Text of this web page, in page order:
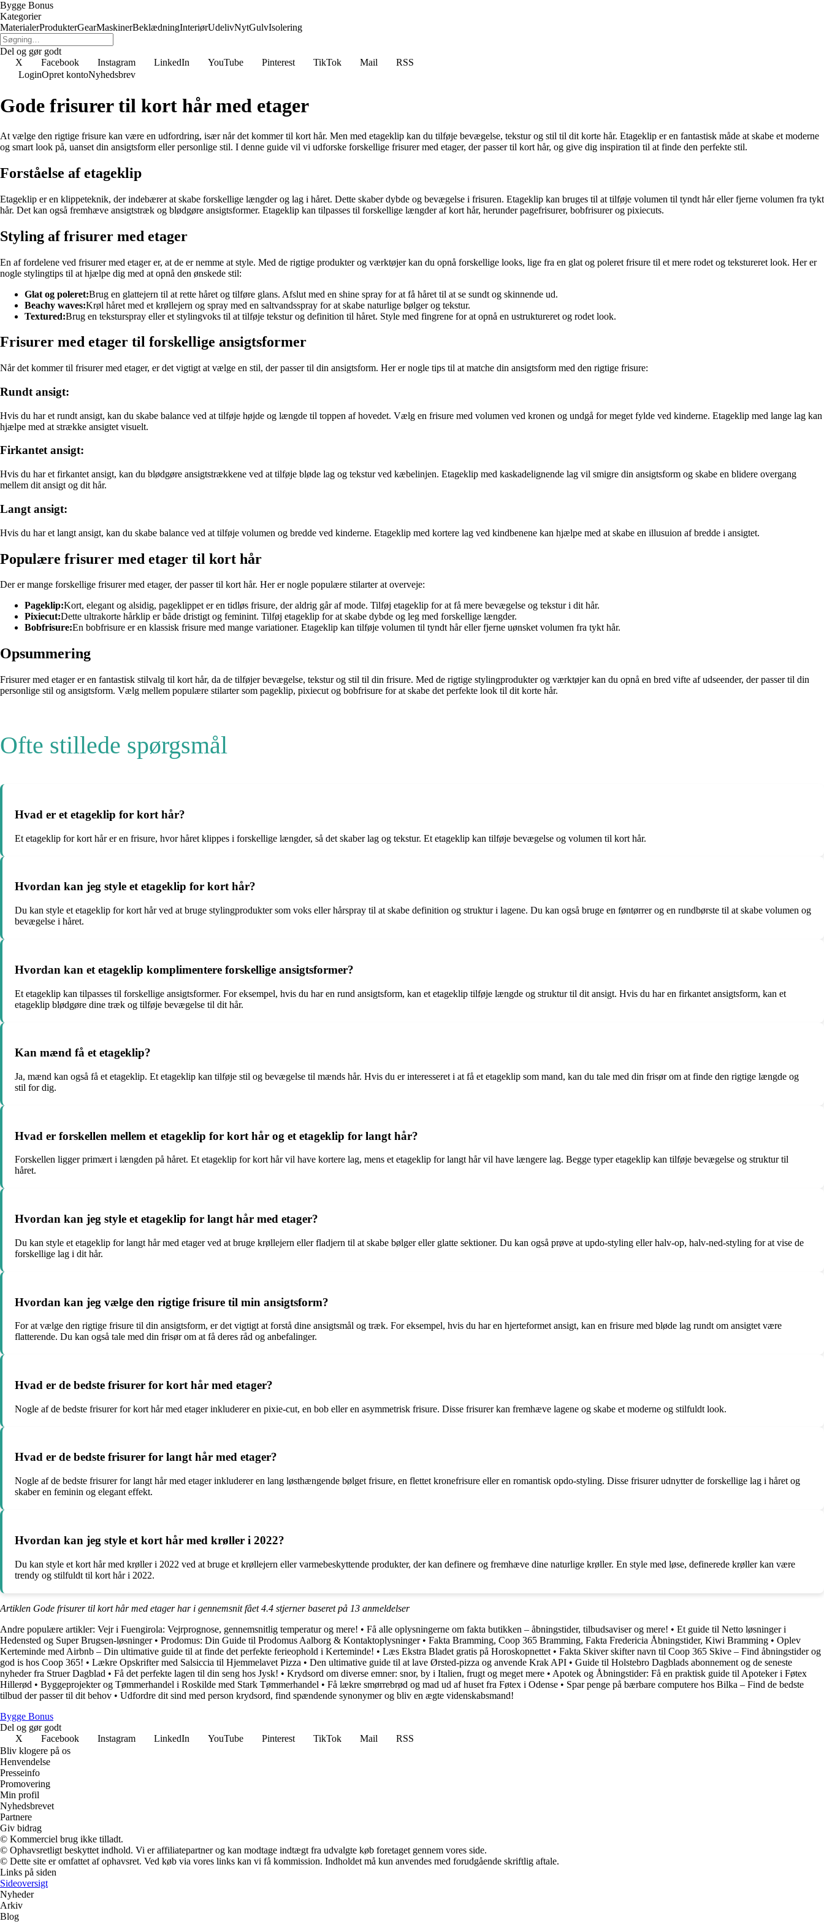
Bygge Bonus
Kategorier
MaterialerProdukterGearMaskinerBeklædningInteriørUdelivNytGulvIsolering
Del og gør godt
X
Facebook Instagram LinkedIn YouTube Pinterest TikTok Mail
RSS
LoginOpret kontoNyhedsbrev
Gode frisurer til kort hår med etager
At vælge den rigtige frisure kan være en udfordring, især når det kommer til kort hår. Men med etageklip kan du tilføje bevægelse, tekstur og stil til dit korte hår. Etageklip er en fantastisk måde at skabe et moderne
og smart look på, uanset din ansigtsform eller personlige stil. I denne guide vil vi udforske forskellige frisurer med etager, der passer til kort hår, og give dig inspiration til at finde den perfekte stil.
Forståelse af etageklip
Etageklip er en klippeteknik, der indebærer at skabe forskellige længder og lag i håret. Dette skaber dybde og bevægelse i frisuren. Etageklip kan bruges til at tilføje volumen til tyndt hår eller fjerne volumen fra tykt
hår. Det kan også fremhæve ansigtstræk og blødgøre ansigtsformer. Etageklip kan tilpasses til forskellige længder af kort hår, herunder pagefrisurer, bobfrisurer og pixiecuts.
Styling af frisurer med etager
En af fordelene ved frisurer med etager er, at de er nemme at style. Med de rigtige produkter og værktøjer kan du opnå forskellige looks, lige fra en glat og poleret frisure til et mere rodet og tekstureret look. Her er
nogle stylingtips til at hjælpe dig med at opnå den ønskede stil:
Glat og poleret:Brug en glattejern til at rette håret og tilføre glans. Afslut med en shine spray for at få håret til at se sundt og skinnende ud.
Beachy waves:Krøl håret med et krøllejern og spray med en saltvandsspray for at skabe naturlige bølger og tekstur.
Textured:Brug en teksturspray eller et stylingvoks til at tilføje tekstur og definition til håret. Style med fingrene for at opnå en ustruktureret og rodet look.
Frisurer med etager til forskellige ansigtsformer
Når det kommer til frisurer med etager, er det vigtigt at vælge en stil, der passer til din ansigtsform. Her er nogle tips til at matche din ansigtsform med den rigtige frisure:
Rundt ansigt:
Hvis du har et rundt ansigt, kan du skabe balance ved at tilføje højde og længde til toppen af hovedet. Vælg en frisure med volumen ved kronen og undgå for meget fylde ved kinderne. Etageklip med lange lag kan
hjælpe med at strække ansigtet visuelt.
Firkantet ansigt:
Hvis du har et firkantet ansigt, kan du blødgøre ansigtstrækkene ved at tilføje bløde lag og tekstur ved kæbelinjen. Etageklip med kaskadelignende lag vil smigre din ansigtsform og skabe en blidere overgang
mellem dit ansigt og dit hår.
Langt ansigt:
Hvis du har et langt ansigt, kan du skabe balance ved at tilføje volumen og bredde ved kinderne. Etageklip med kortere lag ved kindbenene kan hjælpe med at skabe en illusuion af bredde i ansigtet.
Populære frisurer med etager til kort hår
Der er mange forskellige frisurer med etager, der passer til kort hår. Her er nogle populære stilarter at overveje:
Pageklip:Kort, elegant og alsidig, pageklippet er en tidløs frisure, der aldrig går af mode. Tilføj etageklip for at få mere bevægelse og tekstur i dit hår.
Pixiecut:Dette ultrakorte hårklip er både dristigt og feminint. Tilføj etageklip for at skabe dybde og leg med forskellige længder.
Bobfrisure:En bobfrisure er en klassisk frisure med mange variationer. Etageklip kan tilføje volumen til tyndt hår eller fjerne uønsket volumen fra tykt hår.
Opsummering
Frisurer med etager er en fantastisk stilvalg til kort hår, da de tilføjer bevægelse, tekstur og stil til din frisure. Med de rigtige stylingprodukter og værktøjer kan du opnå en bred vifte af udseender, der passer til din
personlige stil og ansigtsform. Vælg mellem populære stilarter som pageklip, pixiecut og bobfrisure for at skabe det perfekte look til dit korte hår.
Ofte stillede spørgsmål
Hvad er et etageklip for kort hår?
Et etageklip for kort hår er en frisure, hvor håret klippes i forskellige længder, så det skaber lag og tekstur. Et etageklip kan tilføje bevægelse og volumen til kort hår.
Hvordan kan jeg style et etageklip for kort hår?
Du kan style et etageklip for kort hår ved at bruge stylingprodukter som voks eller hårspray til at skabe definition og struktur i lagene. Du kan også bruge en føntørrer og en rundbørste til at skabe volumen og
bevægelse i håret.
Hvordan kan et etageklip komplimentere forskellige ansigtsformer?
Et etageklip kan tilpasses til forskellige ansigtsformer. For eksempel, hvis du har en rund ansigtsform, kan et etageklip tilføje længde og struktur til dit ansigt. Hvis du har en firkantet ansigtsform, kan et
etageklip blødgøre dine træk og tilføje bevægelse til dit hår.
Kan mænd få et etageklip?
Ja, mænd kan også få et etageklip. Et etageklip kan tilføje stil og bevægelse til mænds hår. Hvis du er interesseret i at få et etageklip som mand, kan du tale med din frisør om at finde den rigtige længde og
stil for dig.
Hvad er forskellen mellem et etageklip for kort hår og et etageklip for langt hår?
Forskellen ligger primært i længden på håret. Et etageklip for kort hår vil have kortere lag, mens et etageklip for langt hår vil have længere lag. Begge typer etageklip kan tilføje bevægelse og struktur til
håret.
Hvordan kan jeg style et etageklip for langt hår med etager?
Du kan style et etageklip for langt hår med etager ved at bruge krøllejern eller fladjern til at skabe bølger eller glatte sektioner. Du kan også prøve at updo-styling eller halv-op, halv-ned-styling for at vise de
forskellige lag i dit hår.
Hvordan kan jeg vælge den rigtige frisure til min ansigtsform?
For at vælge den rigtige frisure til din ansigtsform, er det vigtigt at forstå dine ansigtsmål og træk. For eksempel, hvis du har en hjerteformet ansigt, kan en frisure med bløde lag rundt om ansigtet være
flatterende. Du kan også tale med din frisør om at få deres råd og anbefalinger.
Hvad er de bedste frisurer for kort hår med etager?
Nogle af de bedste frisurer for kort hår med etager inkluderer en pixie-cut, en bob eller en asymmetrisk frisure. Disse frisurer kan fremhæve lagene og skabe et moderne og stilfuldt look.
Hvad er de bedste frisurer for langt hår med etager?
Nogle af de bedste frisurer for langt hår med etager inkluderer en lang løsthængende bølget frisure, en flettet kronefrisure eller en romantisk opdo-styling. Disse frisurer udnytter de forskellige lag i håret og
skaber en feminin og elegant effekt.
Hvordan kan jeg style et kort hår med krøller i 2022?
Du kan style et kort hår med krøller i 2022 ved at bruge et krøllejern eller varmebeskyttende produkter, der kan definere og fremhæve dine naturlige krøller. En style med løse, definerede krøller kan være
trendy og stilfuldt til kort hår i 2022.
Artiklen Gode frisurer til kort hår med etager har i gennemsnit fået4.4 stjerner baseret på 13 anmeldelser
Andre populære artikler: Vejr i Fuengirola: Vejrprognose, gennemsnitlig temperatur og mere! • Få alle oplysningerne om fakta butikken – åbningstider, tilbudsaviser og mere! • Et guide til Netto løsninger i
Hedensted og Super Brugsen-løsninger• Prodomus: Din Guide til Prodomus Aalborg & Kontaktoplysninger• Fakta Bramming, Coop 365 Bramming, Fakta Fredericia Åbningstider, Kiwi Bramming • Oplev
Kerteminde med Airbnb – Din ultimative guide til at finde det perfekte ferieophold i Kerteminde! • Læs Ekstra Bladet gratis på Horoskopnettet • Fakta Skiver skifter navn til Coop 365 Skive – Find åbningstider og
god is hos Coop 365! • Lækre Opskrifter med Salsiccia til Hjemmelavet Pizza • Den ultimative guide til at lave Ørsted-pizza og anvende Krak API • Guide til Holstebro Dagblads abonnement og de seneste
nyheder fra Struer Dagblad • Få det perfekte lagen til din seng hos Jysk! • Krydsord om diverse emner: snor, by i Italien, frugt og meget mere • Apotek og Åbningstider: Få en praktisk guide til Apoteker i Føtex
Hillerød • Byggeprojekter og Tømmerhandel i Roskilde med Stark Tømmerhandel • Få lækre smørrebrød og mad ud af huset fra Føtex i Odense • Spar penge på bærbare computere hos Bilka – Find de bedste
tilbud der passer til dit behov • Udfordre dit sind med person krydsord, find spændende synonymer og bliv en ægte videnskabsmand!
Bygge Bonus
Del og gør godt
X
Facebook Instagram LinkedIn YouTube Pinterest TikTok Mail
RSS
Bliv klogere på os
Henvendelse
Presseinfo
Promovering
Min profil
Nyhedsbrevet
Partnere
Giv bidrag
© Kommerciel brug ikke tilladt.
© Ophavsretligt beskyttet indhold. Vi er affiliatepartner og kan modtage indtægt fra udvalgte køb foretaget gennem vores side.
© Dette site er omfattet af ophavsret. Ved køb via vores links kan vi få kommission. Indholdet må kun anvendes med forudgående skriftlig aftale.
Links på siden
Sideoversigt
Nyheder
Arkiv
Blog